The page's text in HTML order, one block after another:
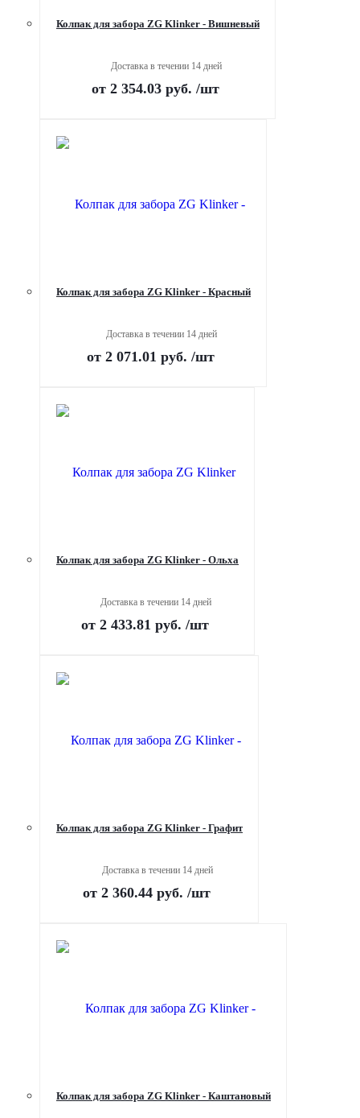
Колпак для забора ZG Klinker - Вишневый
Доставка в течении 14 дней
от 2 354.03 руб. /шт
Колпак для забора ZG Klinker - Красный
Доставка в течении 14 дней
от 2 071.01 руб. /шт
Колпак для забора ZG Klinker - Ольха
Доставка в течении 14 дней
от 2 433.81 руб. /шт
Колпак для забора ZG Klinker - Графит
Доставка в течении 14 дней
от 2 360.44 руб. /шт
Колпак для забора ZG Klinker - Каштановый